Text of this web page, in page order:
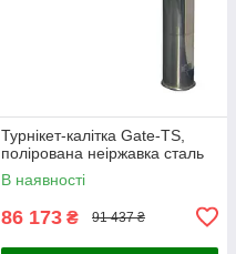
Турнікет-калітка Gate-TS,
полірована неіржавка сталь
В наявності
86 173 ₴ 91 437 ₴